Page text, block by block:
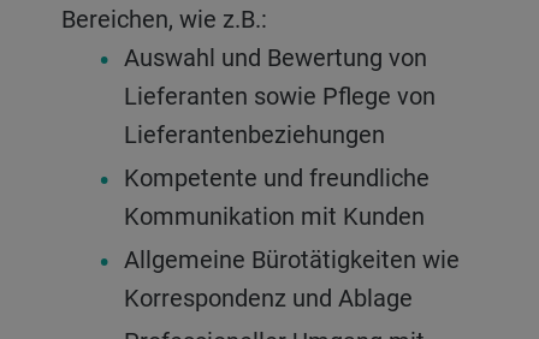
Bereichen, wie z.B.:
Auswahl und Bewertung von
Lieferanten sowie Pflege von
Lieferantenbeziehungen
Kompetente und freundliche
Kommunikation mit Kunden
Allgemeine Bürotätigkeiten wie
Korrespondenz und Ablage